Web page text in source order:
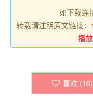
如下载连
转载请注明原文链接：
播
喜欢 (16)